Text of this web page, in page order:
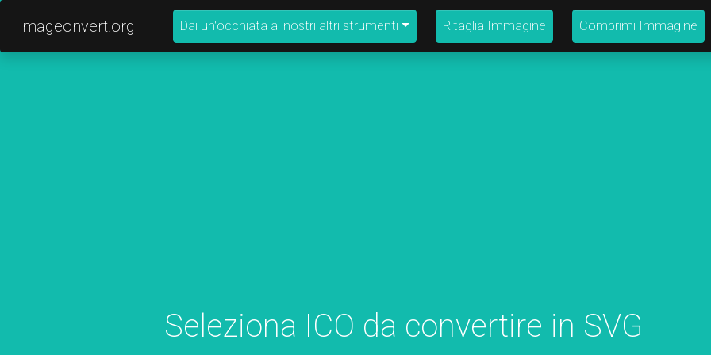
Imageonvert.org Dai un'occhiata ai nostri altri strumenti Ritaglia Immagine Comprimi Immagine
Seleziona ICO da convertire in SVG